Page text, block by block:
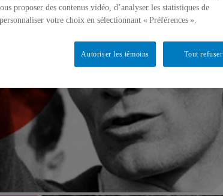
proposer des contenus vidéo, d’analyser les statistiques de
votre choix en sélectionnant « Préférences ».
Tout refuser
Autoriser les témoins